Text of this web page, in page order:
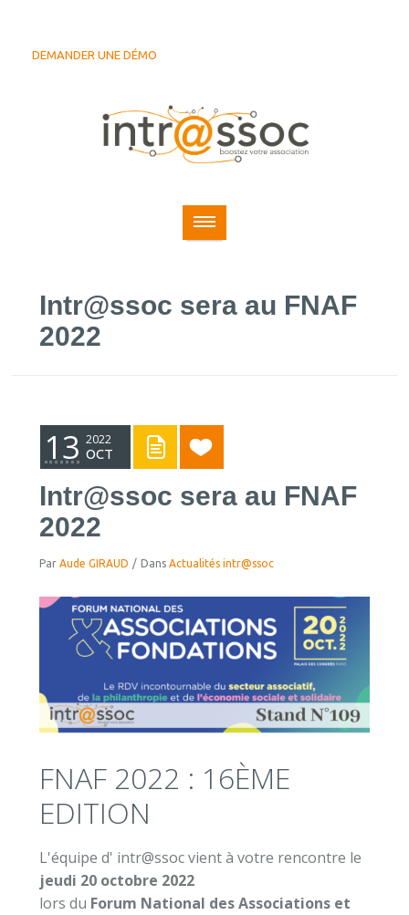
DEMANDER UNE DÉMO
Intr@ssoc sera au FNAF
2022
13 2022
OCT
Intr@ssoc sera au FNAF
2022
ParAude GIRAUD / DansActualités intr@ssoc
FNAF 2022 : 16ÈME
EDITION
L'équipe d' intr@ssoc vient à votre rencontre le
jeudi 20 octobre 2022
lors du Forum National des Associations et